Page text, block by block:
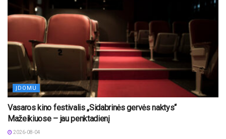
ĮDOMU
Vasaros kino festivalis „Sidabrinės gervės naktys“
Mažeikiuose – jau penktadienį
2026-08-04